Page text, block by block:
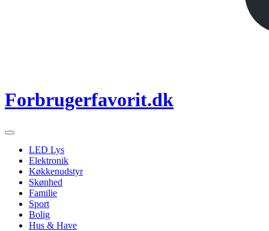
Forbrugerfavorit.dk
LED Lys
Elektronik
Køkkenudstyr
Skønhed
Familie
Sport
Bolig
Hus & Have